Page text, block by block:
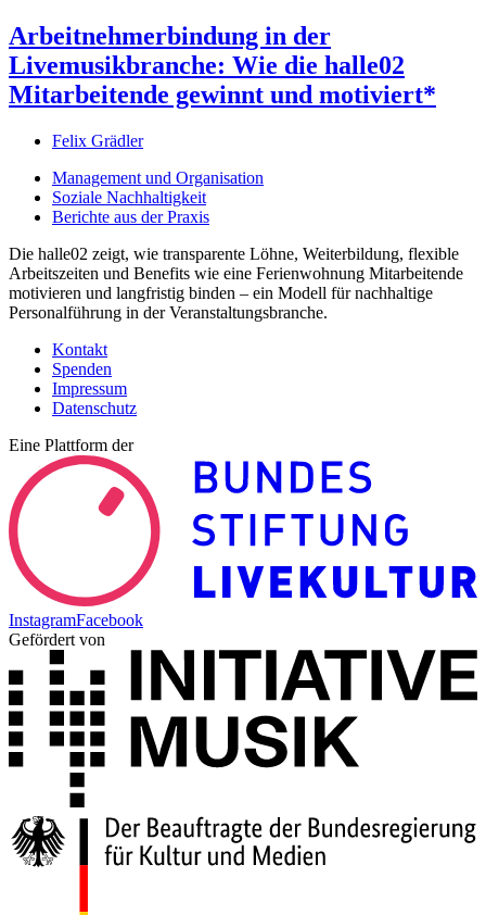
Arbeitnehmerbindung in der
Livemusikbranche: Wie die halle02
Mitarbeitende gewinnt und motiviert*
Felix Grädler
Management und Organisation
Soziale Nachhaltigkeit
Berichte aus der Praxis
Die halle02 zeigt, wie transparente Löhne, Weiterbildung, flexible
Arbeitszeiten und Benefits wie eine Ferienwohnung Mitarbeitende
motivieren und langfristig binden – ein Modell für nachhaltige
Personalführung in der Veranstaltungsbranche.
Kontakt
Spenden
Impressum
Datenschutz
Eine Plattform der
InstagramFacebook
Gefördert von